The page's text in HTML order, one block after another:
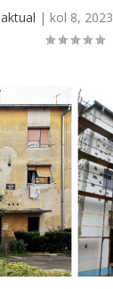
aktual | kol 8, 2023